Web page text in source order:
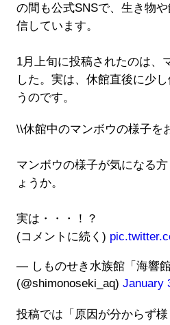
の間も公式SNSで、生き物
信しています。
1月上旬に投稿されたのは、
した。実は、休館直後に少
うのです。
\\休館中のマンボウの様子を
マンボウの様子が気になる
ょうか。
実は・・・！？
(コメントに続く)
— しものせき水族館「海響
(@shimonoseki_aq) January
投稿では「原因が分からず